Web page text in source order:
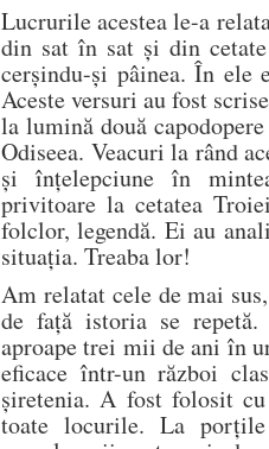
Lucrurile acestea le-a
din sat în sat și din
cerșindu-și pâinea. În ele
Aceste versuri au fost
la lumină două
Odiseea. Veacuri la rând
și înțelepciune în
privitoare la cetatea
folclor, legendă. Ei au
situația. Treaba lor!
Am relatat cele de mai
de față istoria se
aproape trei mii de ani în
eficace într-un război
șiretenia. A fost folosit
toate locurile. La